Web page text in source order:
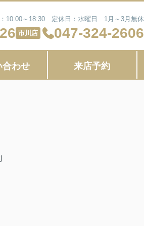
10:00～18:30 定休日：水曜日 1月～3月無休
市川店 047-324-2606
合わせ 来店予約